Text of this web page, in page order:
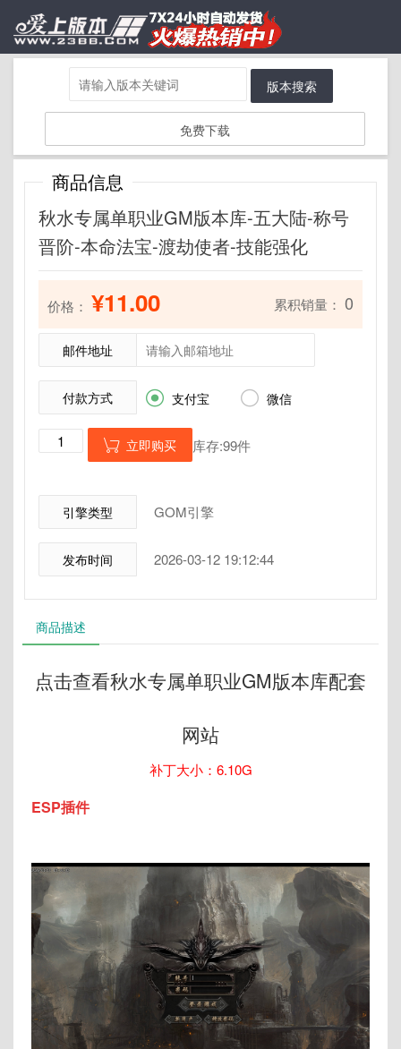
版本搜索
免费下载
商品信息
秋水专属单职业GM版本库-五大陆-称号
晋阶-本命法宝-渡劫使者-技能强化
价格： ¥11.00 累积销量： 0
邮件地址
付款方式  支付宝  微信
 立即购买 库存:99件
引擎类型 GOM引擎
发布时间 2026-03-12 19:12:44
商品描述
点击查看秋水专属单职业GM版本库配套
网站
补丁大小：6.10G
ESP插件